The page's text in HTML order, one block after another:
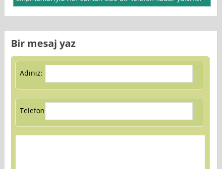
Bir mesaj yaz
Adınız:
Telefon: